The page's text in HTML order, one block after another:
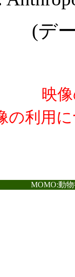
(デ
映
の利用
MOMO:動